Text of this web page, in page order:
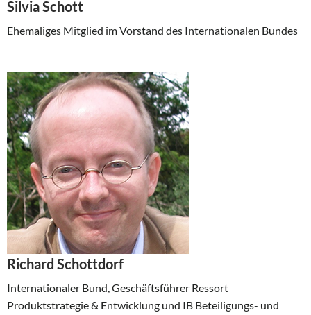
Silvia Schott
Ehemaliges Mitglied im Vorstand des Internationalen Bundes
Richard Schottdorf
Internationaler Bund, Geschäftsführer Ressort
Produktstrategie & Entwicklung und IB Beteiligungs- und